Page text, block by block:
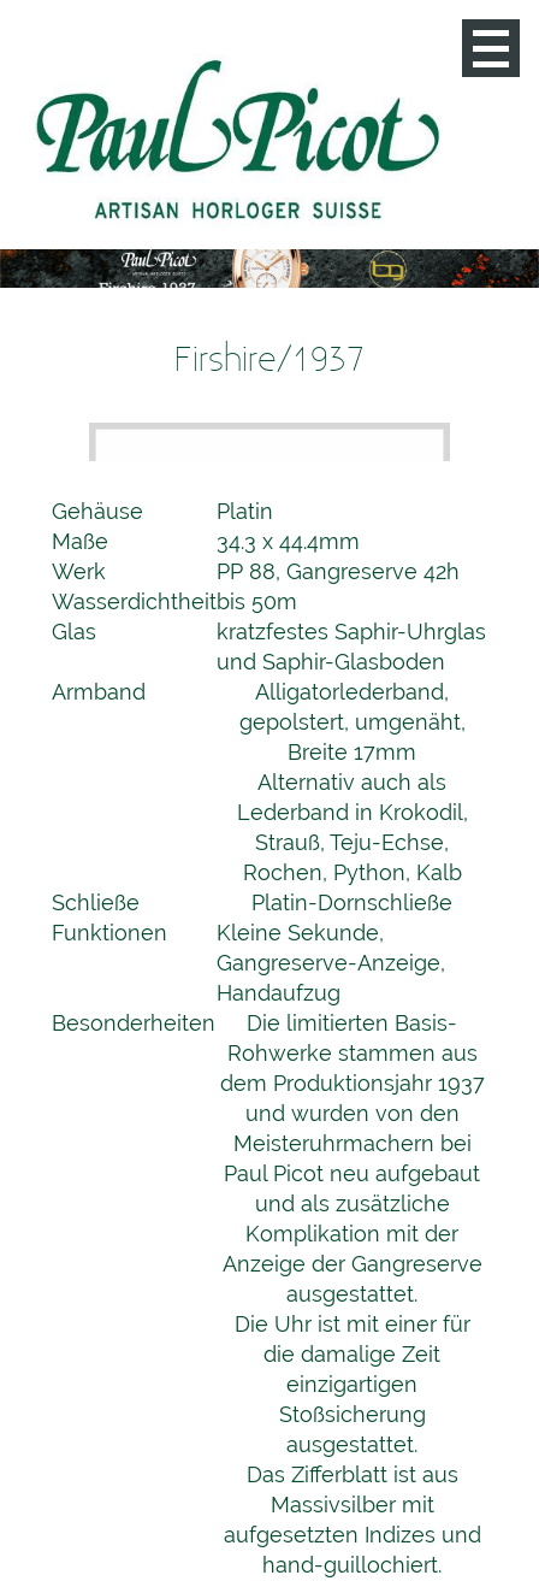
Kontakt
Anfahrt
Firshire Ronde Moon Phase 1 (Kopie)
Impressum
Firshire/1937
Gehäuse
Platin
Maße
34.3 x 44.4mm
Werk
PP 88, Gangreserve 42h
Wasserdichtheitbis 50m
Glas
kratzfestes Saphir-Uhrglas
und Saphir-Glasboden
Armband
Alligatorlederband,
gepolstert, umgenäht,
Breite 17mm
Alternativ auch als
Lederband in Krokodil,
Strauß, Teju-Echse,
Rochen, Python, Kalb
Schließe
Platin-Dornschließe
Funktionen
Kleine Sekunde,
Gangreserve-Anzeige,
Handaufzug
Besonderheiten
Die limitierten Basis-
Rohwerke stammen aus
dem Produktionsjahr 1937
und wurden von den
Meisteruhrmachern bei
Paul Picot neu aufgebaut
und als zusätzliche
Komplikation mit der
Anzeige der Gangreserve
ausgestattet.
Die Uhr ist mit einer für
die damalige Zeit
einzigartigen
Stoßsicherung
ausgestattet.
Das Zifferblatt ist aus
Massivsilber mit
aufgesetzten Indizes und
hand-guillochiert.